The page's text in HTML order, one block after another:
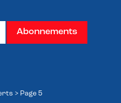
Abonnements
> Page 5